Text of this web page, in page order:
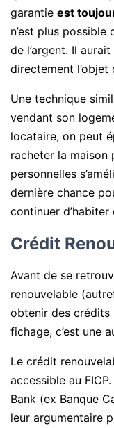
garantie est
n’est plus possible
de l’argent. Il
directement l’objet
Une technique
vendant son
locataire, on peut
racheter la maison
personnelles
dernière chance
continuer
Crédit
Avant de se
renouvelable
obtenir des crédits
fichage, c’est une
Le crédit
accessible au
Bank (ex Banque
leur argumentaire